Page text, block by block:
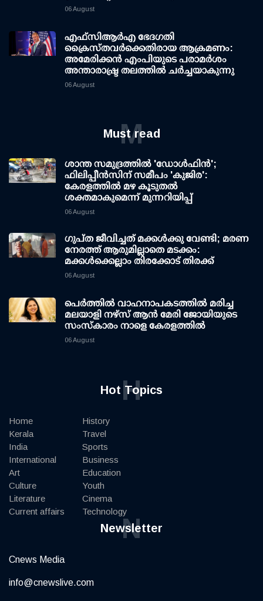
06 August
എഫ്‌സി‌ആര്‍‌എ ഭേദഗതി
ക്രൈസ്തവർക്കെതിരായ ആക്രമണം:
അമേരിക്കൻ എംപിയുടെ പരാമർശം
അന്താരാഷ്ട്ര തലത്തിൽ ചർച്ചയാകുന്നു
06 August
Must read
M
ശാന്ത സമുദ്രത്തില്‍ 'ഡോള്‍ഫിന്‍';
ഫിലിപ്പീന്‍സിന് സമീപം 'കുജിര':
കേരളത്തില്‍ മഴ കൂടുതല്‍
ശക്തമാകുമെന്ന് മുന്നറിയിപ്പ്
06 August
ഗുപ്ത ജീവിച്ചത് മക്കള്‍ക്കു വേണ്ടി; മരണ
നേരത്ത് ആരുമില്ലാതെ മടക്കം:
മക്കള്‍ക്കെല്ലാം തിരക്കോട് തിരക്ക്
06 August
പെർത്തിൽ വാഹനാപകടത്തിൽ മരിച്ച
മലയാളി നഴ്സ് ആൻ മേരി ജോയിയുടെ
സംസ്കാരം നാളെ കേരളത്തിൽ
06 August
Hot Topics
H
Home
Kerala
India
International
Art
Culture
Literature
Current affairs
History
Travel
Sports
Business
Education
Youth
Cinema
Technology
Newsletter
N
Cnews Media
info@cnewslive.com